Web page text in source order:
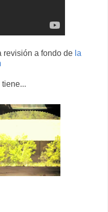
revisión a fondo de la